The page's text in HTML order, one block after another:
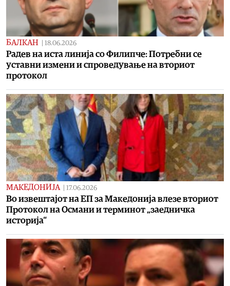
БАЛКАН 18.06.2026
Радев на иста линија со Филипче: Потребни се
уставни измени и спроведување на вториот
протокол
МАКЕДОНИЈА 17.06.2026
Во извештајот на ЕП за Македонија влезе вториот
Протокол на Османи и терминот „заедничка
историја“